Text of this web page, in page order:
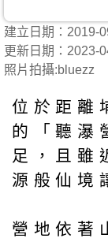
建立日期：2019-
更新日期：2023-
照片拍攝:bluezz
位於距離
的「聽瀑
足，且雖
源般仙境
營地依著